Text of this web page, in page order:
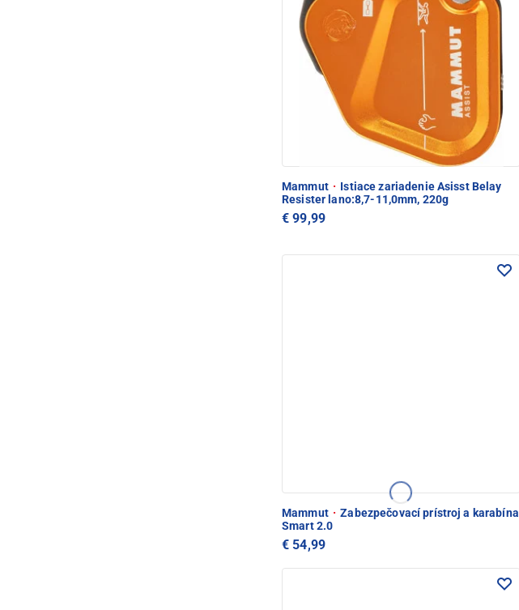
Mammut · Istiace zariadenie Asisst Belay
Resister lano:8,7-11,0mm, 220g
€ 99,99
Mammut · Zabezpečovací prístroj a karabína
Smart 2.0
€ 54,99